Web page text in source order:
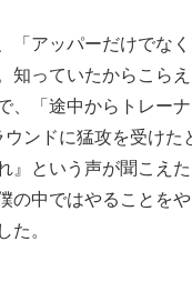
「アッパーだけでな
知っていたからこら
、「途中からトレー
ウンドに猛攻を受けた
』という声が聞こえ
の中ではやることを
た。